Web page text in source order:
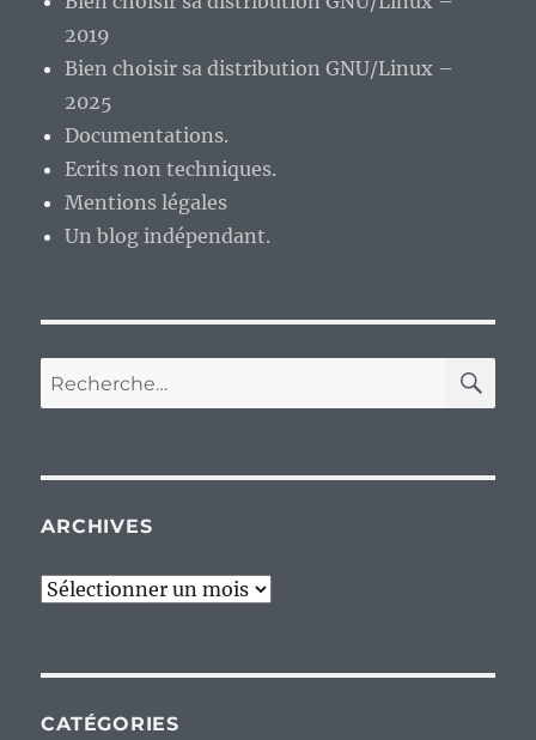
2019
Bien choisir sa distribution GNU/Linux –
2025
Documentations.
Ecrits non techniques.
Mentions légales
Un blog indépendant.
Recherche
pour :
ARCHIVES
Archives
CATÉGORIES